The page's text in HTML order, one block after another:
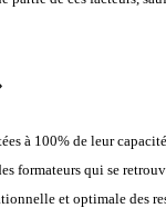
à 100% de leur
formateurs qui se
et optimale des